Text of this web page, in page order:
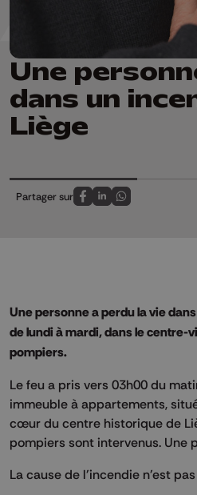
Une
dans un
Liège
Partager sur
Partagez sur FaceBook
Partagez sur LinkedIn
Partagez sur
Une personne a perdu la vie
de lundi à mardi, dans le centre-
pompiers.
Le feu a pris vers 03h00 du
immeuble à appartements,
cœur du centre historique de
pompiers sont intervenus. Une
La cause de l'incendie n'est